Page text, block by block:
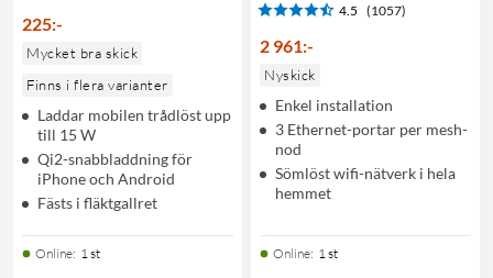
225:-
Mycket bra skick
Finns i flera varianter
Laddar mobilen trådlöst upp
till 15 W
Qi2-snabbladdning för
iPhone och Android
Fästs i fläktgallret
Online: 1 st
4.5 (1057)
2 961:-
Nyskick
Enkel installation
3 Ethernet-portar per mesh-
nod
Sömlöst wifi-nätverk i hela
hemmet
Online: 1 st